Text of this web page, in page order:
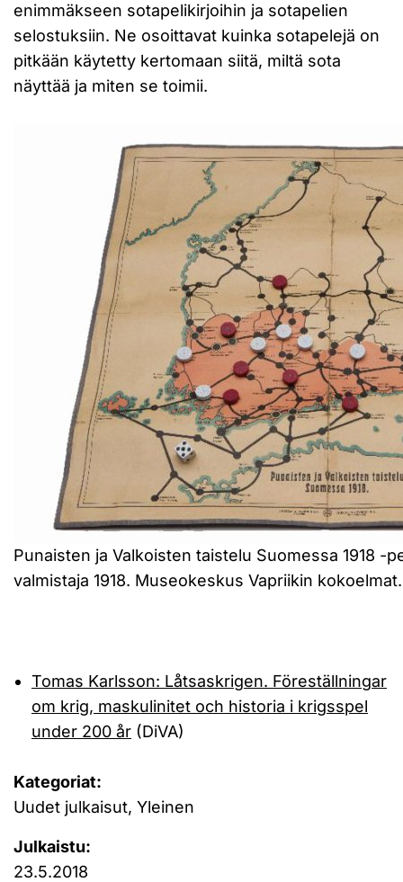
enimmäkseen sotapelikirjoihin ja sotapelien
selostuksiin. Ne osoittavat kuinka sotapelejä on
pitkään käytetty kertomaan siitä, miltä sota
näyttää ja miten se toimii.
Punaisten ja Valkoisten taistelu Suomessa 1918 -
valmistaja 1918. Museokeskus Vapriikin kokoelmat.
Tomas Karlsson: Låtsaskrigen. Föreställningar
om krig, maskulinitet och historia i krigsspel
under 200 år (DiVA)
Kategoriat:
Uudet julkaisut, Yleinen
Julkaistu:
23.5.2018